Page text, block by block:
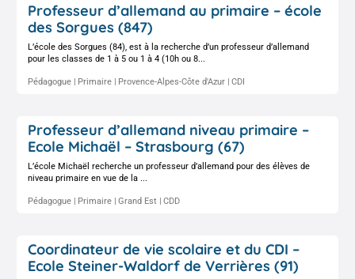
Professeur d’allemand au primaire – école
des Sorgues (847)
L’école des Sorgues (84), est à la recherche d’un professeur d’allemand
pour les classes de 1 à 5 ou 1 à 4 (10h ou 8...
Pédagogue Primaire Provence-Alpes-Côte d'Azur CDI
Professeur d’allemand niveau primaire –
Ecole Michaël – Strasbourg (67)
L’école Michaël recherche un professeur d’allemand pour des élèves de
niveau primaire en vue de la ...
Pédagogue Primaire Grand Est CDD
Coordinateur de vie scolaire et du CDI –
Ecole Steiner-Waldorf de Verrières (91)